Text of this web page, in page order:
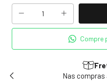
Compre
Nas compras